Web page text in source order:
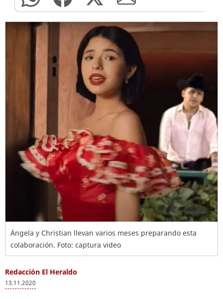
Ángela y Christian llevan varios meses preparando esta
colaboración. Foto: captura video
Redacción El Heraldo
13.11.2020